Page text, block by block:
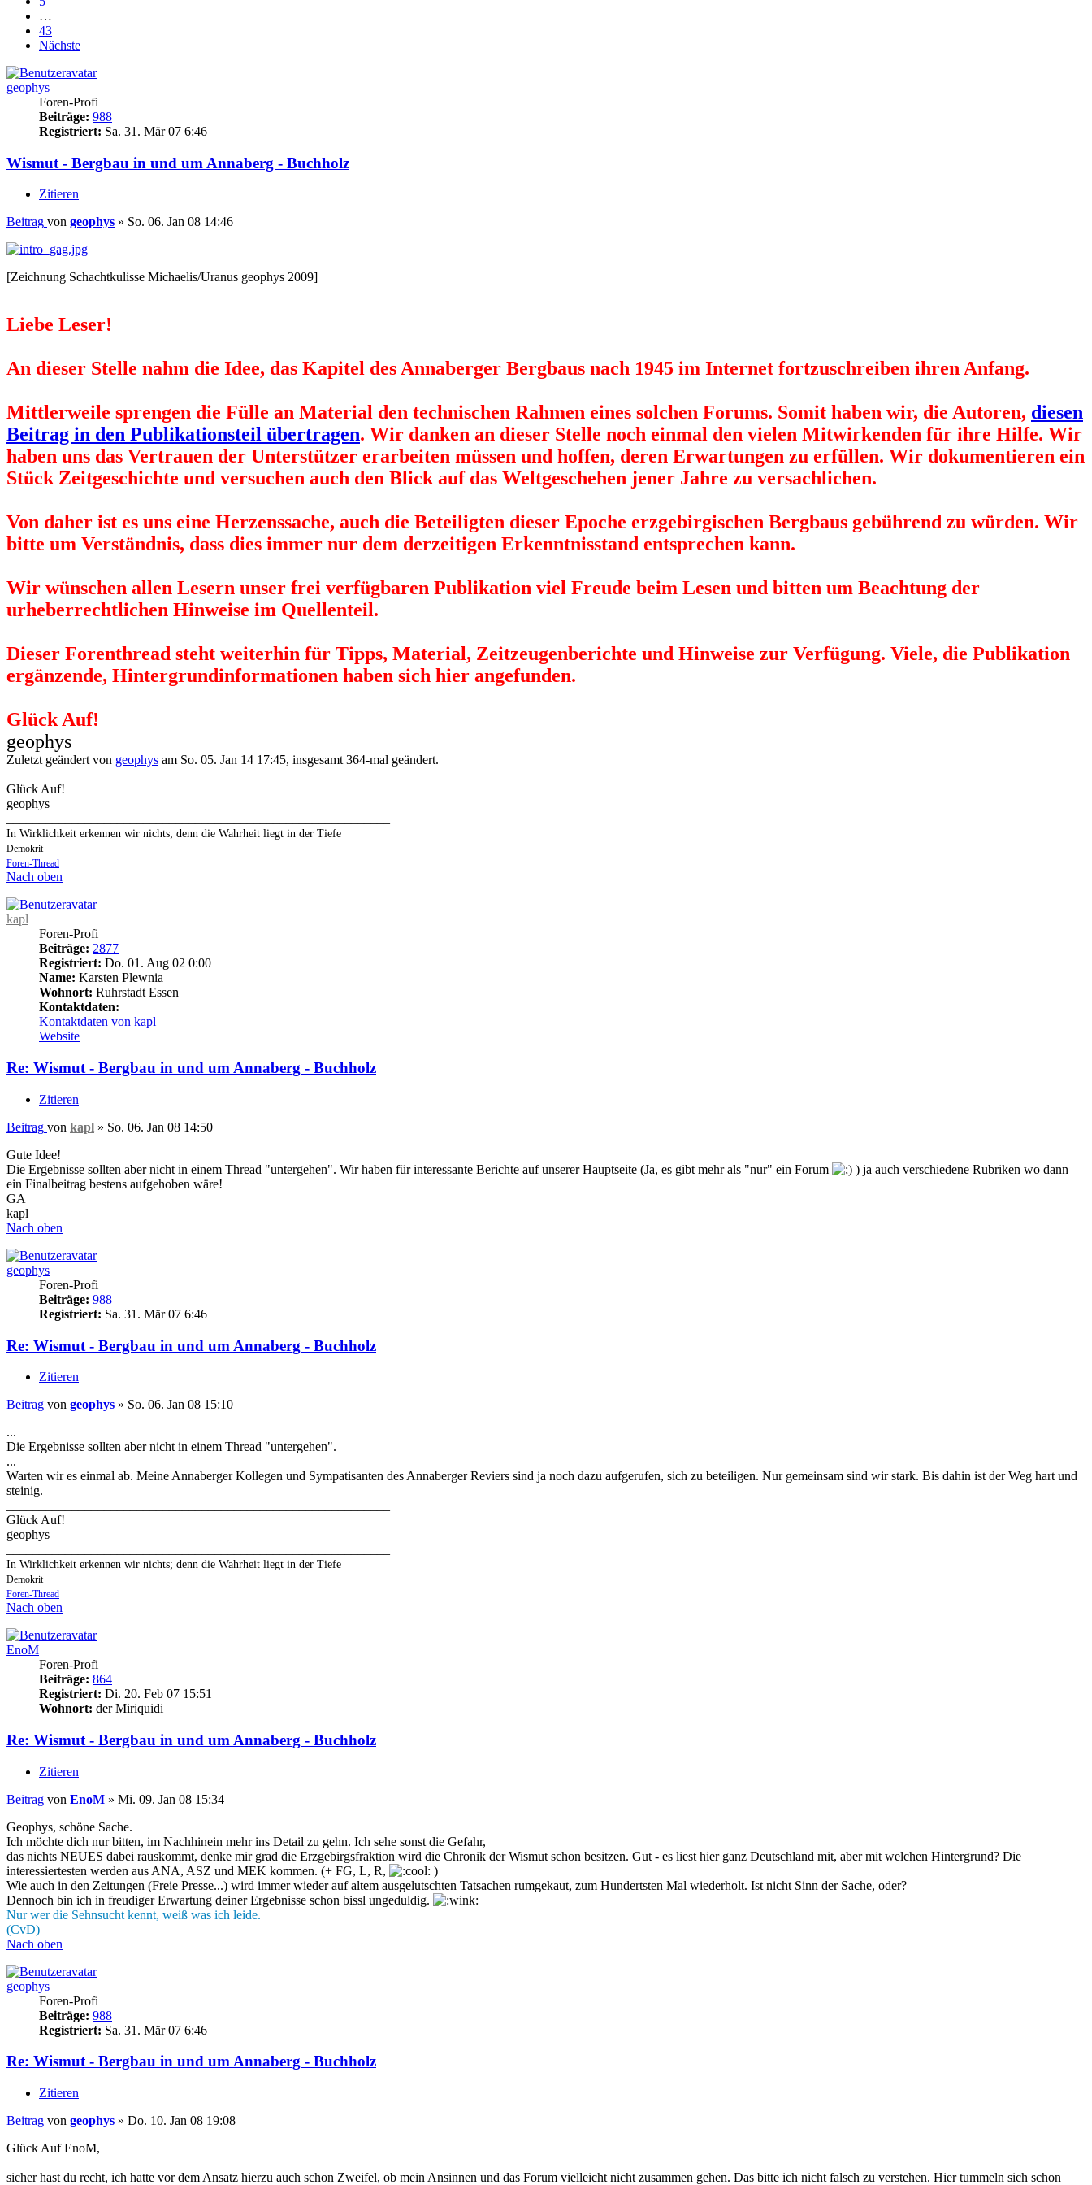
…
43
Nächste
geophys
Foren-Profi
Beiträge: 988
Registriert: Sa. 31. Mär 07 6:46
Wismut - Bergbau in und um Annaberg - Buchholz
Zitieren
Beitrag von geophys » So. 06. Jan 08 14:46
[Zeichnung Schachtkulisse Michaelis/Uranus geophys 2009]
Liebe Leser!
An dieser Stelle nahm die Idee, das Kapitel des Annaberger Bergbaus nach 1945 im Internet fortzuschreiben ihren Anfang.
Mittlerweile sprengen die Fülle an Material den technischen Rahmen eines solchen Forums. Somit haben wir, die Autoren, diesen
Beitrag in den Publikationsteil übertragen. Wir danken an dieser Stelle noch einmal den vielen Mitwirkenden für ihre Hilfe. Wir
haben uns das Vertrauen der Unterstützer erarbeiten müssen und hoffen, deren Erwartungen zu erfüllen. Wir dokumentieren ein
Stück Zeitgeschichte und versuchen auch den Blick auf das Weltgeschehen jener Jahre zu versachlichen.
Von daher ist es uns eine Herzenssache, auch die Beteiligten dieser Epoche erzgebirgischen Bergbaus gebührend zu würden. Wir
bitte um Verständnis, dass dies immer nur dem derzeitigen Erkenntnisstand entsprechen kann.
Wir wünschen allen Lesern unser frei verfügbaren Publikation viel Freude beim Lesen und bitten um Beachtung der
urheberrechtlichen Hinweise im Quellenteil.
Dieser Forenthread steht weiterhin für Tipps, Material, Zeitzeugenberichte und Hinweise zur Verfügung. Viele, die Publikation
ergänzende, Hintergrundinformationen haben sich hier angefunden.
Glück Auf!
geophys
Zuletzt geändert von geophys am So. 05. Jan 14 17:45, insgesamt 364-mal geändert.
Glück Auf!
geophys
In Wirklichkeit erkennen wir nichts; denn die Wahrheit liegt in der Tiefe
Demokrit
Foren-Thread
Nach oben
kapl
Foren-Profi
Beiträge: 2877
Registriert: Do. 01. Aug 02 0:00
Name: Karsten Plewnia
Wohnort: Ruhrstadt Essen
Kontaktdaten:
Kontaktdaten von kapl
Website
Re: Wismut - Bergbau in und um Annaberg - Buchholz
Zitieren
Beitrag von kapl » So. 06. Jan 08 14:50
Gute Idee!
Die Ergebnisse sollten aber nicht in einem Thread "untergehen". Wir haben für interessante Berichte auf unserer Hauptseite (Ja, es gibt mehr als "nur" ein Forum
) ja auch verschiedene Rubriken wo dann
ein Finalbeitrag bestens aufgehoben wäre!
GA
kapl
Nach oben
geophys
Foren-Profi
Beiträge: 988
Registriert: Sa. 31. Mär 07 6:46
Re: Wismut - Bergbau in und um Annaberg - Buchholz
Zitieren
Beitrag von geophys » So. 06. Jan 08 15:10
...
Die Ergebnisse sollten aber nicht in einem Thread "untergehen".
...
Warten wir es einmal ab. Meine Annaberger Kollegen und Sympatisanten des Annaberger Reviers sind ja noch dazu aufgerufen, sich zu beteiligen. Nur gemeinsam sind wir stark. Bis dahin ist der Weg hart und
steinig.
Glück Auf!
geophys
In Wirklichkeit erkennen wir nichts; denn die Wahrheit liegt in der Tiefe
Demokrit
Foren-Thread
Nach oben
EnoM
Foren-Profi
Beiträge: 864
Registriert: Di. 20. Feb 07 15:51
Wohnort: der Miriquidi
Re: Wismut - Bergbau in und um Annaberg - Buchholz
Zitieren
Beitrag von EnoM » Mi. 09. Jan 08 15:34
Geophys, schöne Sache.
Ich möchte dich nur bitten, im Nachhinein mehr ins Detail zu gehn. Ich sehe sonst die Gefahr,
das nichts NEUES dabei rauskommt, denke mir grad die Erzgebirgsfraktion wird die Chronik der Wismut schon besitzen. Gut - es liest hier ganz Deutschland mit, aber mit welchen Hintergrund? Die
interessiertesten werden aus ANA, ASZ und MEK kommen. (+ FG, L, R,
)
Wie auch in den Zeitungen (Freie Presse...) wird immer wieder auf altem ausgelutschten Tatsachen rumgekaut, zum Hundertsten Mal wiederholt. Ist nicht Sinn der Sache, oder?
Dennoch bin ich in freudiger Erwartung deiner Ergebnisse schon bissl ungeduldig.
Nur wer die Sehnsucht kennt, weiß was ich leide.
(CvD)
Nach oben
geophys
Foren-Profi
Beiträge: 988
Registriert: Sa. 31. Mär 07 6:46
Re: Wismut - Bergbau in und um Annaberg - Buchholz
Zitieren
Beitrag von geophys » Do. 10. Jan 08 19:08
Glück Auf EnoM,
sicher hast du recht, ich hatte vor dem Ansatz hierzu auch schon Zweifel, ob mein Ansinnen und das Forum vielleicht nicht zusammen gehen. Das bitte ich nicht falsch zu verstehen. Hier tummeln sich schon